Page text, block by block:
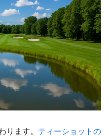
ります。 ティーショットの